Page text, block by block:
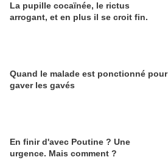
La pupille cocaïnée, le rictus
arrogant, et en plus il se croit fin.
Quand le malade est ponctionné pour
gaver les gavés
En finir d'avec Poutine ? Une
urgence. Mais comment ?